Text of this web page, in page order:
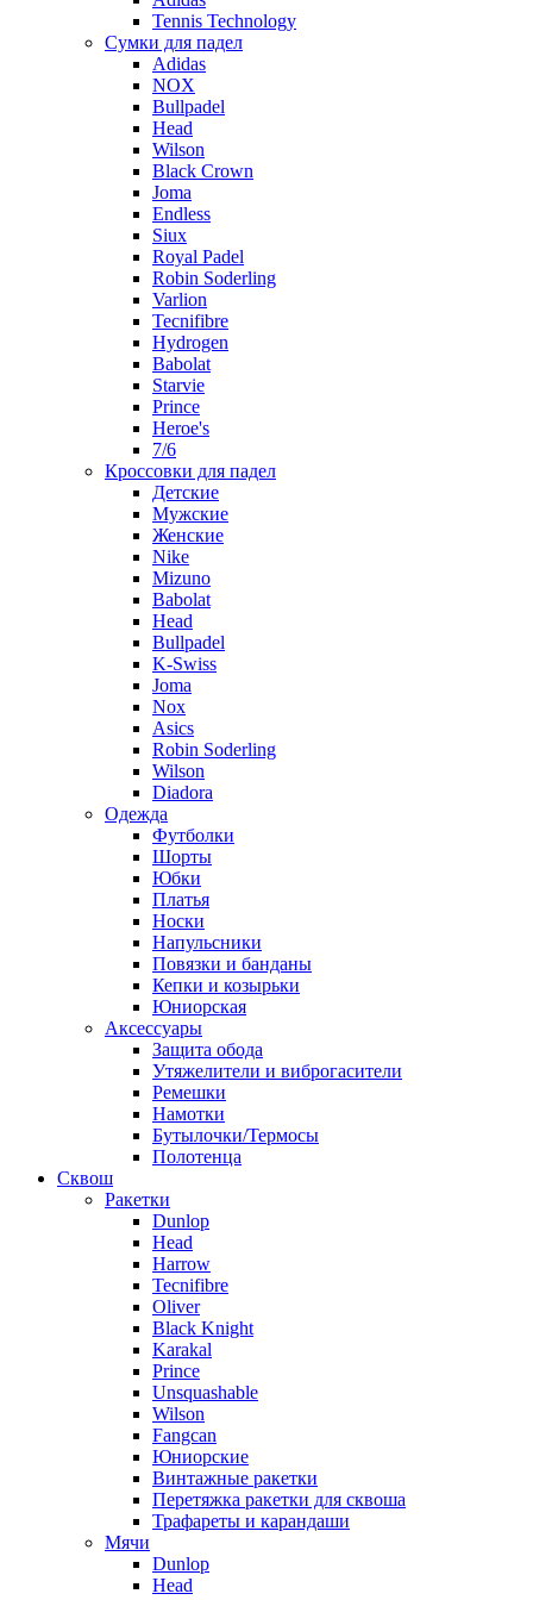
Tennis Technology
Сумки для падел
Adidas
NOX
Bullpadel
Head
Wilson
Black Crown
Joma
Endless
Siux
Royal Padel
Robin Soderling
Varlion
Tecnifibre
Hydrogen
Babolat
Starvie
Prince
Heroe's
7/6
Кроссовки для падел
Детские
Мужские
Женские
Nike
Mizuno
Babolat
Head
Bullpadel
K-Swiss
Joma
Nox
Asics
Robin Soderling
Wilson
Diadora
Одежда
Футболки
Шорты
Юбки
Платья
Носки
Напульсники
Повязки и банданы
Кепки и козырьки
Юниорская
Аксессуары
Защита обода
Утяжелители и виброгасители
Ремешки
Намотки
Бутылочки/Термосы
Полотенца
Сквош
Ракетки
Dunlop
Head
Harrow
Tecnifibre
Oliver
Black Knight
Karakal
Prince
Unsquashable
Wilson
Fangcan
Юниорские
Винтажные ракетки
Перетяжка ракетки для сквоша
Трафареты и карандаши
Мячи
Dunlop
Head